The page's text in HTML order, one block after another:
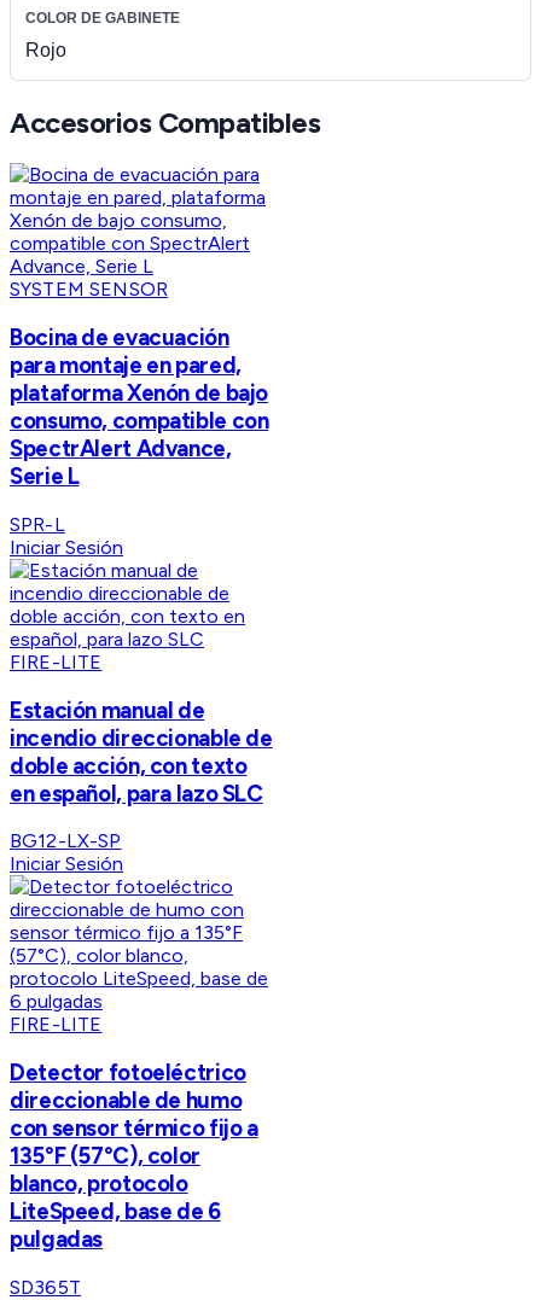
COLOR DE GABINETE
Rojo
Accesorios Compatibles
SYSTEM SENSOR
Bocina de evacuación
para montaje en pared,
plataforma Xenón de bajo
consumo, compatible con
SpectrAlert Advance,
Serie L
SPR-L
Iniciar Sesión
FIRE-LITE
Estación manual de
incendio direccionable de
doble acción, con texto
en español, para lazo SLC
BG12-LX-SP
Iniciar Sesión
FIRE-LITE
Detector fotoeléctrico
direccionable de humo
con sensor térmico fijo a
135°F (57°C), color
blanco, protocolo
LiteSpeed, base de 6
pulgadas
SD365T